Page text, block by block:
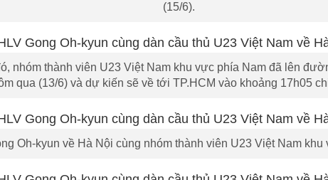
(15/6).
nhóm thành viên U23 Việt Nam khu vực phía Nam đã lên
qua (13/6) và dự kiến sẽ về tới TP.HCM vào khoảng 17h05
Oh-kyun về Hà Nội cùng nhóm thành viên U23 Việt Nam khu